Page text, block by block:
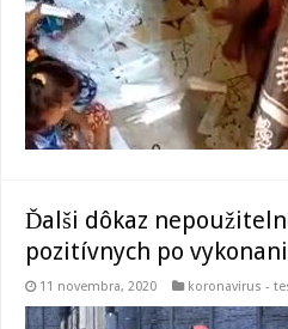
Ďalši dôkaz
pozitívnych po
11 novembra, 2020 koronavirus -